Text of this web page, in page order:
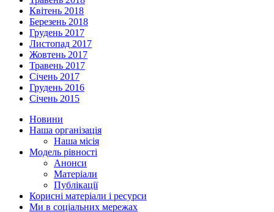
Квітень 2018
Березень 2018
Грудень 2017
Листопад 2017
Жовтень 2017
Травень 2017
Січень 2017
Грудень 2016
Січень 2015
Новини
Наша організація
Наша місія
Модель рівності
Анонси
Матеріали
Публікації
Корисні матеріали і ресурси
Ми в соціальних мережах